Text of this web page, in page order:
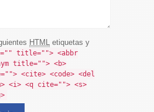
HTML
etiquetas y
title=""> <abbr
title=""> <b>
<cite> <code> <del
<i> <q cite=""> <s>